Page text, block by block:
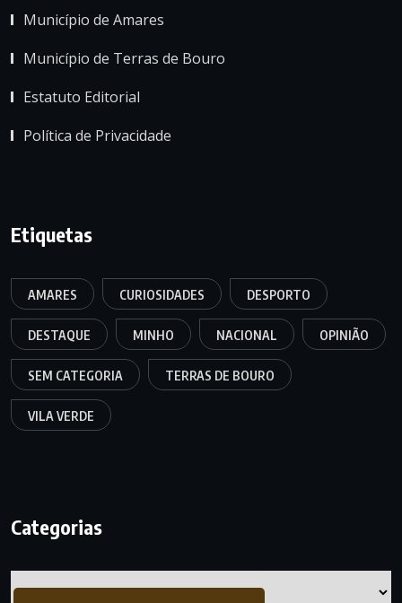
Município de Amares
Município de Terras de Bouro
Estatuto Editorial
Política de Privacidade
Etiquetas
AMARES CURIOSIDADES DESPORTO
DESTAQUE MINHO NACIONAL OPINIÃO
SEM CATEGORIA TERRAS DE BOURO
VILA VERDE
Categorias